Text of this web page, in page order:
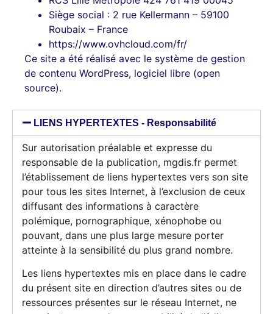
Siège social : 2 rue Kellermann – 59100
Roubaix – France
https://www.ovhcloud.com/fr/
Ce site a été réalisé avec le système de gestion
de contenu WordPress, logiciel libre (open
source).
LIENS HYPERTEXTES - Responsabilité
Sur autorisation préalable et expresse du
responsable de la publication, mgdis.fr permet
l’établissement de liens hypertextes vers son site
pour tous les sites Internet, à l’exclusion de ceux
diffusant des informations à caractère
polémique, pornographique, xénophobe ou
pouvant, dans une plus large mesure porter
atteinte à la sensibilité du plus grand nombre.
Les liens hypertextes mis en place dans le cadre
du présent site en direction d’autres sites ou de
ressources présentes sur le réseau Internet, ne